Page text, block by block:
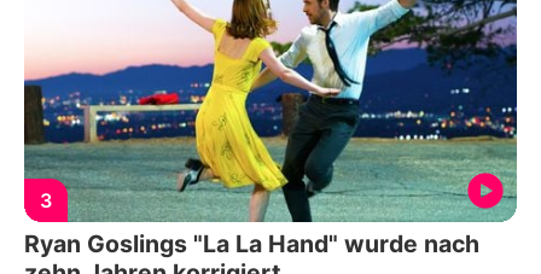
3
Ryan Goslings "La La Hand" wurde nach